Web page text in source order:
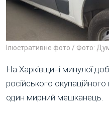
Ілюстративне фото / Фото:
На Харківщині минулої
російського
один мирний мешканець.